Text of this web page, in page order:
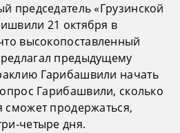
председатель «Грузинской
21 октября в
высокопоставленный
предыдущему
Гарибашвили начать
Гарибашвили, сколько
продержаться,
четыре дня.